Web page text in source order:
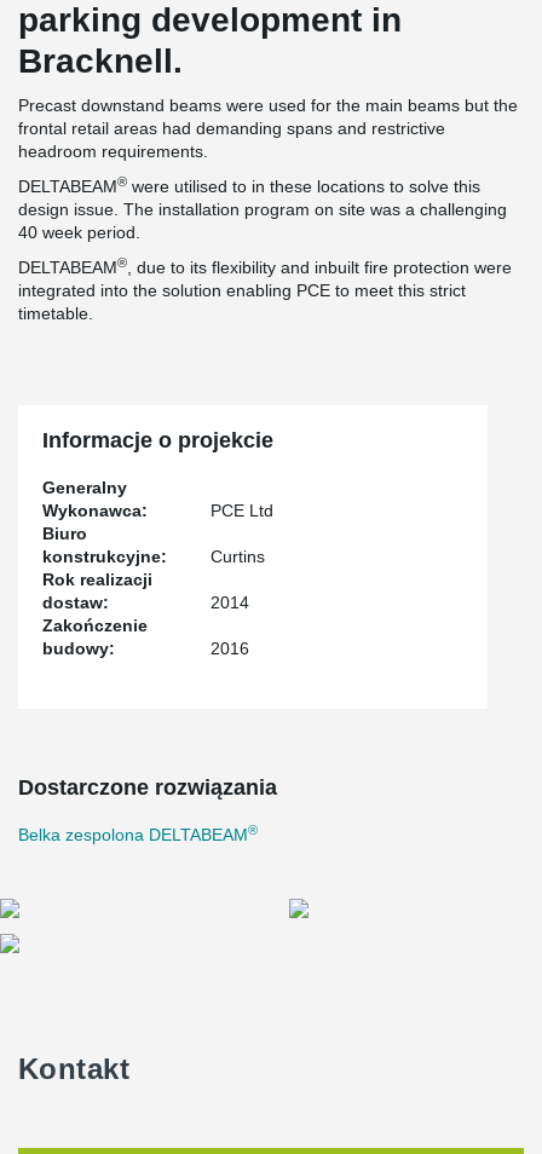
parking development in
Bracknell.
Precast downstand beams were used for the main beams but the
frontal retail areas had demanding spans and restrictive
headroom requirements.
DELTABEAM® were utilised to in these locations to solve this
design issue. The installation program on site was a challenging
40 week period.
DELTABEAM®
, due to its flexibility and inbuilt fire protection were
integrated into the solution enabling PCE to meet this strict
timetable.
Informacje o projekcie
Generalny
Wykonawca:
PCE Ltd
Biuro
konstrukcyjne:
Curtins
Rok realizacji
dostaw:
2014
Zakończenie
budowy:
2016
Dostarczone rozwiązania
Belka zespolona DELTABEAM®
Kontakt